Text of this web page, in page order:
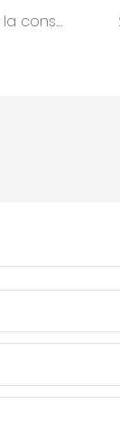
2009-2016, el PCCh se hizo cargo de la construcción de los campamentos militares para el Ministerio de Defensa de Kirguistán.